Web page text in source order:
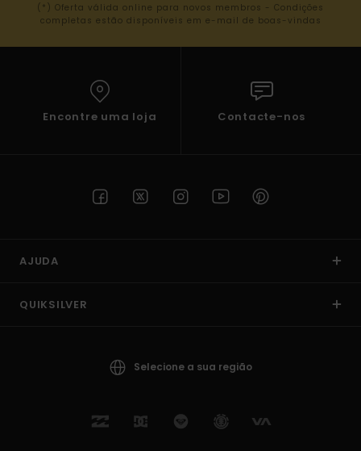
(*) Oferta válida online para novos membros - Condições
completas estão disponíveis em e-mail de boas-vindas
Encontre uma loja Contacte-nos
AJUDA
QUIKSILVER
Selecione a sua região